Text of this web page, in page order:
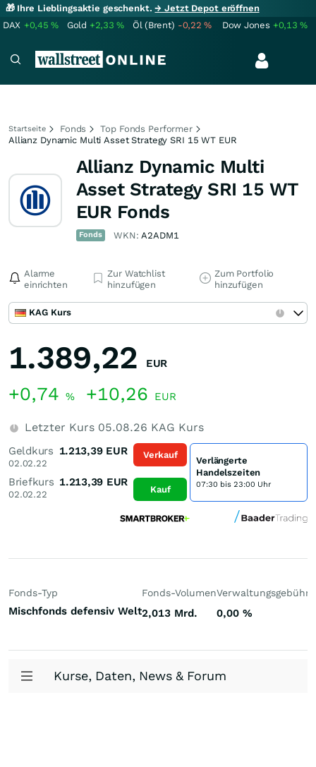
🎁 Ihre Lieblingsaktie geschenkt.→ Jetzt Depot eröffnen
DAX +0,45% Gold +2,33% Öl (Brent) -0,22% Dow Jones +0,13%
Startseite Fonds
Top Fonds Performer
Allianz Dynamic Multi Asset Strategy SRI 15 WT EUR
Allianz Dynamic Multi
Asset Strategy SRI 15 WT
EUR Fonds
Fonds WKN:A2ADM1
Alarme
einrichten
Zur Watchlist
hinzufügen
Zum Portfolio
hinzufügen
KAG Kurs
1.389,22 EUR
+0,74 % +10,26 EUR
Letzter Kurs 05.08.26 KAG Kurs
Geldkurs
02.02.22
1.213,39 EUR
Briefkurs
02.02.22
1.213,39 EUR
Verkauf
Kauf
Verlängerte
Handelszeiten
07:30 bis 23:00 Uhr
Fonds-Typ
Mischfonds defensiv Welt
Fonds-Volumen
2,013 Mrd.
Verwaltungsgebühr
0,00 %
Kurse, Daten, News & Forum